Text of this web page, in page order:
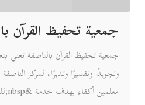
جمعية تحفيظ القرآن
جمعية تحفيظ القرآن بالناصفة تعني
وتجويدًا وتفسيرًا وتدبرًا، لمركز
معلمين أكفاء بهدف خدمة &nbsp;للمجتمع.